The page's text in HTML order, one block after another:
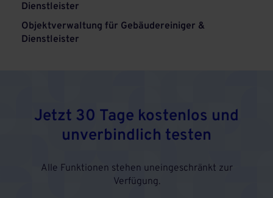
Dienstleister
Objektverwaltung für Gebäudereiniger &
Dienstleister
Jetzt 30 Tage kostenlos und
unverbindlich testen
Alle Funktionen stehen uneingeschränkt zur
Verfügung.